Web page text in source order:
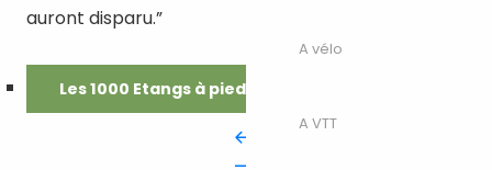
A vélo
A VTT
auront disparu.”
Les 1000 Etangs à pied